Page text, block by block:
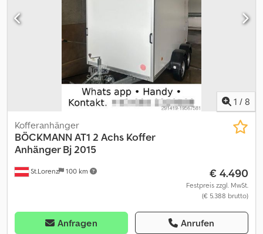
Bug schwarz, Planenlift, Klarsichttrennwand ohne PVC-Oberteil,
Gummiboden verklebt und versiegelt, Gummi auf Klappe
(Trittleisten), Sattelkiste, Trittschutz seitlich, Stecker 13-pol. mit
RFS... Aluboden Aluwände, Automatik Stützrad.... Dwodpfx Aoziw A
Sjptsa Verkauf telefonische Bestellannahme zu folgenden
Zeiten: MO. - FR. 08.00 - 12.30 UHR & 14.00 - 18.00 UHR oder rund
um die Uhr über unseren Onlineshop auf trailer-shop de
Urheberrecht - Markenschutz 07/26 1140194+BLACK+SET
1 / 8
St.Lorenz 100 km
Kofferanhänger
BÖCKMANN AT1 2 Achs Koffer
Anhänger Bj 2015
€ 4.490
Festpreis zzgl. MwSt.
(€ 5.388 brutto)
Anfragen Anrufen